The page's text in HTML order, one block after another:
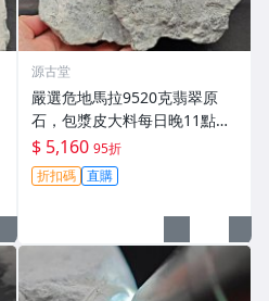
源古堂
嚴選危地馬拉9520克翡翠原
石，包漿皮大料每日晚11點拍
賣截標，真實成交保證！翡翠
原石 拍賣 9520克
$ 5,160 95折
折扣碼 直購